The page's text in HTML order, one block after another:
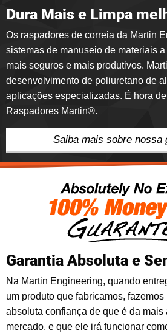
Dura Mais e Limpa
Os raspadores de correia da Martin
sistemas de manuseio de materiais
mais seguros e mais produtivos.
desenvolvimento de poliuretano de
aplicações especializadas. É hora
Raspadores Martin®.
Saiba mais sobre nossa
Garantia Absoluta e
Na Martin Engineering, quando
um produto que fabricamos,
absoluta confiança de que é da
mercado, e que ele irá funcionar